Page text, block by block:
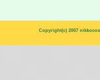
Copyright(c) 2007